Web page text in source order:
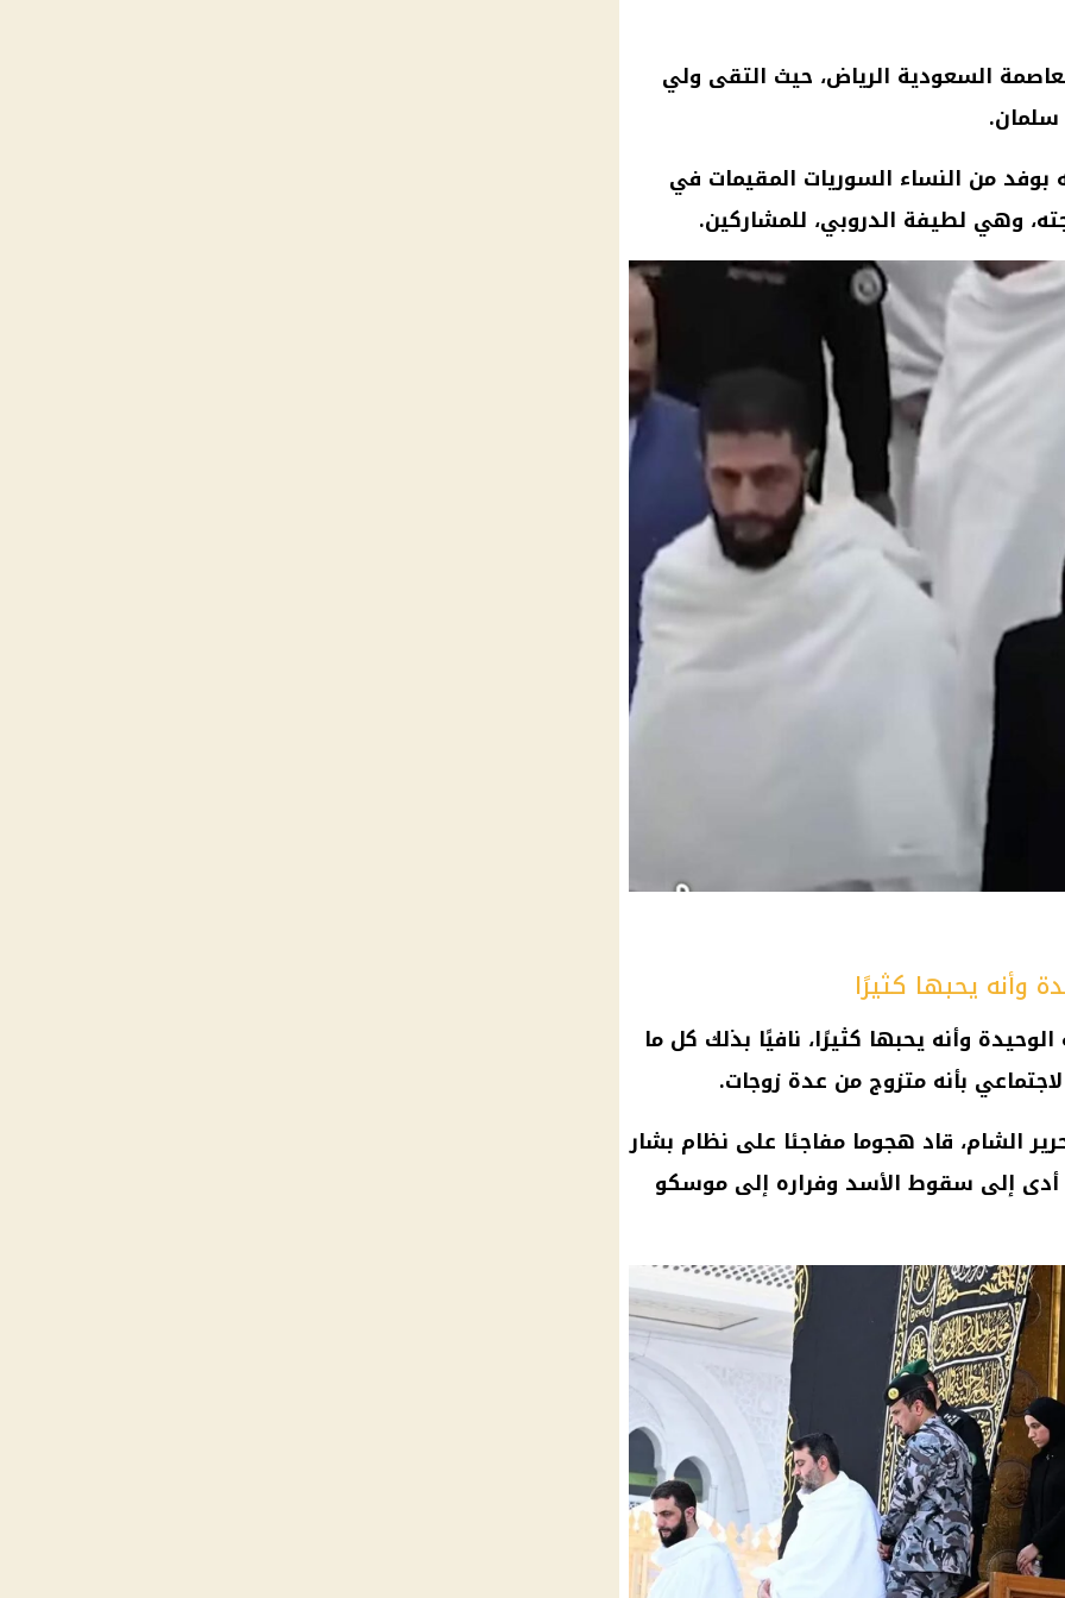
السعودية الرياض، حيث التقى ولي
سلمان.
بوفد من النساء السوريات المقيمات في
وهي لطيفة الدروبي، للمشاركين.
وأنه يحبها كثيرًا
وأنه يحبها كثيرًا، نافيًا بذلك كل ما
بأنه متزوج من عدة زوجات.
الشام، قاد هجوما مفاجئا على نظام بشار
ما أدى إلى سقوط الأسد وفراره إلى موسكو